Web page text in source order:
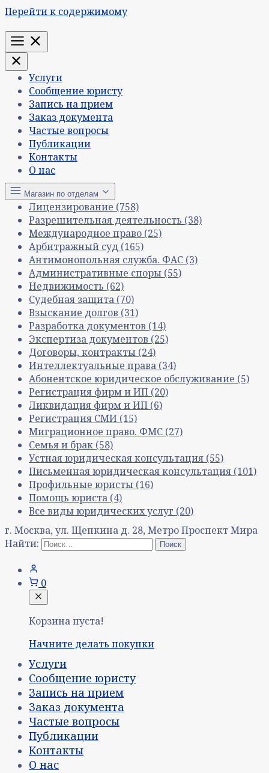
Перейти к содержимому
Меню
Услуги
Сообщение юристу
Запись на прием
Заказ документа
Частые вопросы
Публикации
Контакты
О нас
Магазин по отделам
Лицензирование (758)
Разрешительная деятельность (38)
Международное право (25)
Арбитражный суд (165)
Антимонопольная служба. ФАС (3)
Административные споры (55)
Недвижимость (62)
Судебная защита (70)
Взыскание долгов (31)
Разработка документов (14)
Экспертиза документов (25)
Договоры, контракты (24)
Интеллектуальные права (34)
Абонентское юридическое обслуживание (5)
Регистрация фирм и ИП (20)
Ликвидация фирм и ИП (6)
Регистрация СМИ (15)
Миграционное право. ФМС (27)
Семья и брак (58)
Устная юридическая консультация (55)
Письменная юридическая консультация (101)
Профильные юристы (16)
Помощь юриста (4)
Все виды юридических услуг (20)
г. Москва, ул. Щепкина д. 28, Метро Проспект Мира
Найти:
0
Корзина пуста!
Начните делать покупки
Услуги
Сообщение юристу
Запись на прием
Заказ документа
Частые вопросы
Публикации
Контакты
О нас